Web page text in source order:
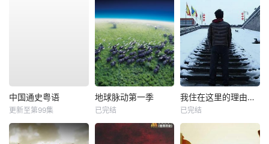
中国通史粤语
更新至第99集
地球脉动第一季
已完结
我住在这里的理由第三季
已完结